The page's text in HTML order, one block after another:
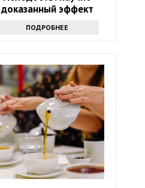
доказанный эффект
ПОДРОБНЕЕ